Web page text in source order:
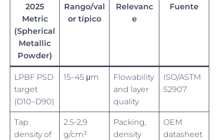
2025
Metric
(Spherical
Metallic
Powder)
Rango/val
or típico
Relevanc
e
Fuente
LPBF PSD
target
(D10–D90)
15–45 μm
Flowability
and layer
quality
ISO/ASTM
52907
Tap
density of
2.5-2,9
g/cm³
Packing,
density
OEM
datasheet